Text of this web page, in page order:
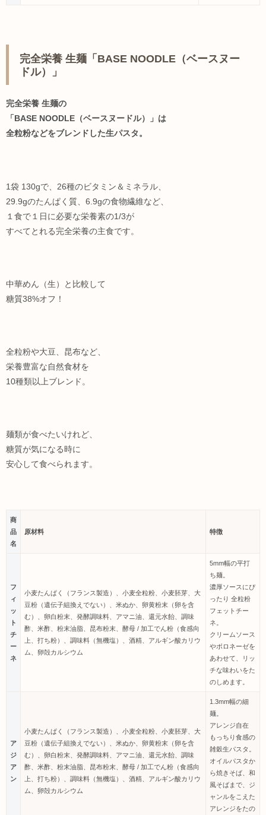
完全栄養 生麺「BASE NOODLE（ベースヌー
ドル）」
完全栄養 生麺の
「BASE NOODLE（ベースヌードル）」は
全粒粉などをブレンドした生パスタ。
1袋 130gで、26種のビタミン＆ミネラル、
29.9gのたんぱく質、6.9gの食物繊維など、
１食で１日に必要な栄養素の1/3が
すべてとれる完全栄養の主食です。
中華めん（生）と比較して
糖質38%オフ！
全粒粉や大豆、昆布など、
栄養豊富な自然食材を
10種類以上ブレンド。
麺類が食べたいけれど、
糖質が気になる時に
安心して食べられます。
商
品
名
原材料 特徴
フ
ィ
ッ
ト
チ
ー
ネ
小麦たんぱく（フランス製造）、小麦全粒粉、小麦胚芽、大
豆粉（遺伝子組換えでない）、米ぬか、卵黄粉末（卵を含
む）、卵白粉末、発酵調味料、アマニ油、還元水飴、調味
酢、米酢、粉末油脂、昆布粉末、酵母 / 加工でん粉（食感向
上、打ち粉）、調味料（無機塩）、酒精、アルギン酸カリウ
ム、卵殻カルシウム
5mm幅の平打
ち麺。
濃厚ソースにぴ
ったり 全粒粉
フェットチー
ネ。
クリームソース
やボロネーゼを
あわせて、リッ
チな味わいをた
のしめます。
ア
ジ
ア
ン
小麦たんぱく（フランス製造）、小麦全粒粉、小麦胚芽、大
豆粉（遺伝子組換えでない）、米ぬか、卵黄粉末（卵を含
む）、卵白粉末、発酵調味料、アマニ油、還元水飴、調味
酢、米酢、粉末油脂、昆布粉末、酵母 / 加工でん粉（食感向
上、打ち粉）、調味料（無機塩）、酒精、アルギン酸カリウ
ム、卵殻カルシウム
1.3mm幅の細
麺。
アレンジ自在
もっちり食感の
雑穀生パスタ。
オイルパスタか
ら焼きそば、和
風そばまで、ジ
ャンルをこえた
アレンジをたの